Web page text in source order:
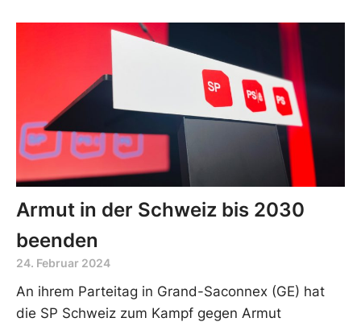
Armut in der Schweiz bis 2030
beenden
24. Februar 2024
An ihrem Parteitag in Grand-Saconnex (GE) hat
die SP Schweiz zum Kampf gegen Armut